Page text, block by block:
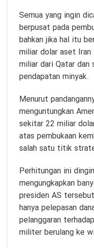
Semua yang ingin
berpusat pada
bahkan jika hal itu
miliar dolar aset Iran
miliar dari Qatar
pendapatan minyak.
Menurut
menguntungkan
sekitar 22 miliar
atas pembukaan
salah satu titik
Perhitungan ini
mengungkapkan
presiden AS
hanya pelepasan
pelanggaran
militer berulang ke